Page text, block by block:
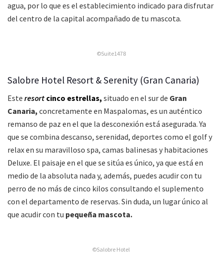
agua, por lo que es el establecimiento indicado para disfrutar
del centro de la capital acompañado de tu mascota.
©Suite1478
Salobre Hotel Resort & Serenity (Gran Canaria)
Este resort cinco estrellas, situado en el sur de Gran
Canaria, concretamente en Maspalomas, es un auténtico
remanso de paz en el que la desconexión está asegurada. Ya
que se combina descanso, serenidad, deportes como el golf y
relax en su maravilloso spa, camas balinesas y habitaciones
Deluxe. El paisaje en el que se sitúa es único, ya que está en
medio de la absoluta nada y, además, puedes acudir con tu
perro de no más de cinco kilos consultando el suplemento
con el departamento de reservas. Sin duda, un lugar único al
que acudir con tu pequeña mascota.
©Salobre Hotel